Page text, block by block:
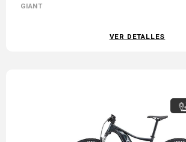
GIANT
VER DETALLES